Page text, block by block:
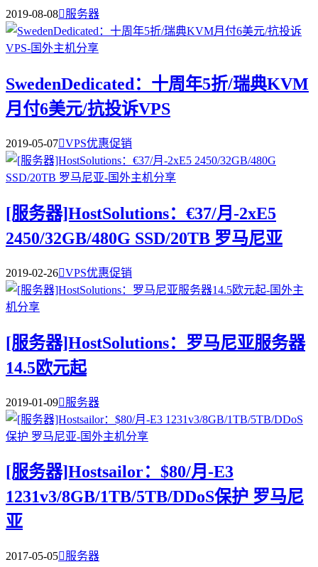
2019-08-08服务器
SwedenDedicated：十周年5折/瑞典KVM
月付6美元/抗投诉VPS
2019-05-07VPS优惠促销
[服务器]HostSolutions：€37/月-2xE5
2450/32GB/480G SSD/20TB 罗马尼亚
2019-02-26VPS优惠促销
[服务器]HostSolutions：罗马尼亚服务器
14.5欧元起
2019-01-09服务器
[服务器]Hostsailor：$80/月-E3
1231v3/8GB/1TB/5TB/DDoS保护 罗马尼
亚
2017-05-05服务器